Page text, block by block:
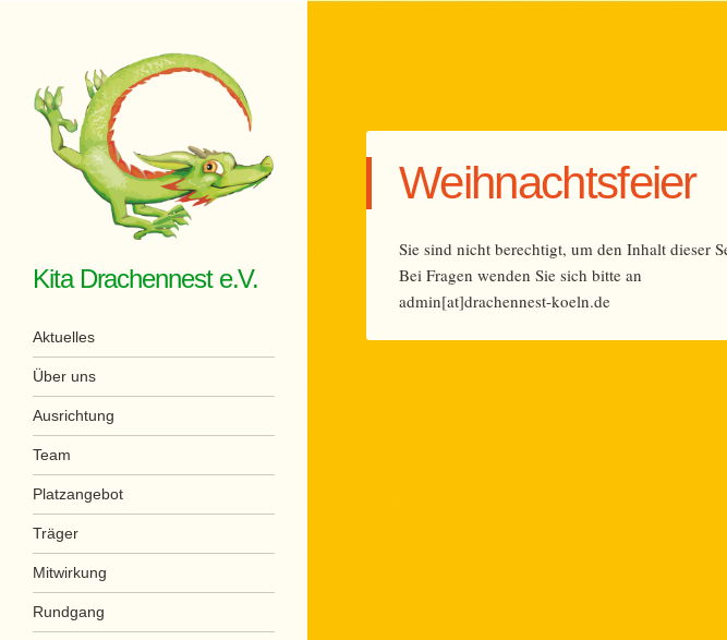
Kita Drachennest e.V.
Menü
Zum Inhalt springen
Aktuelles
Über uns
Ausrichtung
Team
Platzangebot
Träger
Mitwirkung
Rundgang
Weihnachtsfeier
Sie sind nicht berechtigt, um den Inhalt dieser
Bei Fragen wenden Sie sich bitte an
admin[at]drachennest-koeln.de